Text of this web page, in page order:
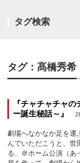
タグ検索
タグ：髙橋秀希
『チャチャチャ
ー誕生秘話～』
劇場へなかなか足を運
んでいただこうと、世
る、＠ホーム公演（あ